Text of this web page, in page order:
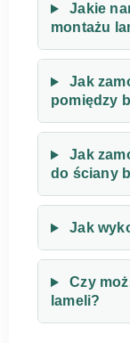
Jakie
montażu
Jak
pomiędzy
Jak
do ściany
Jak
Czy
lameli?